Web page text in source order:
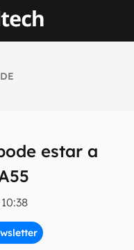
estar a
em primeira